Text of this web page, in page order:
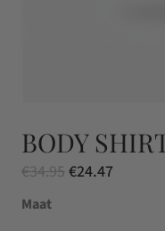
BODY
€34.95€24.47Huidige
Maat